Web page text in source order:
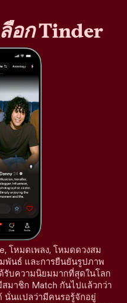
อกTinder
โหมดเพลง, โหมดดวงสม
พันธ์ และการยืนยันรูปภาพ
รับความนิยมมากที่สุดในโลก
สมาชิก Match กันไปแล้วกว่า
นั่นแปลว่ามีคนรอรู้จักอยู่